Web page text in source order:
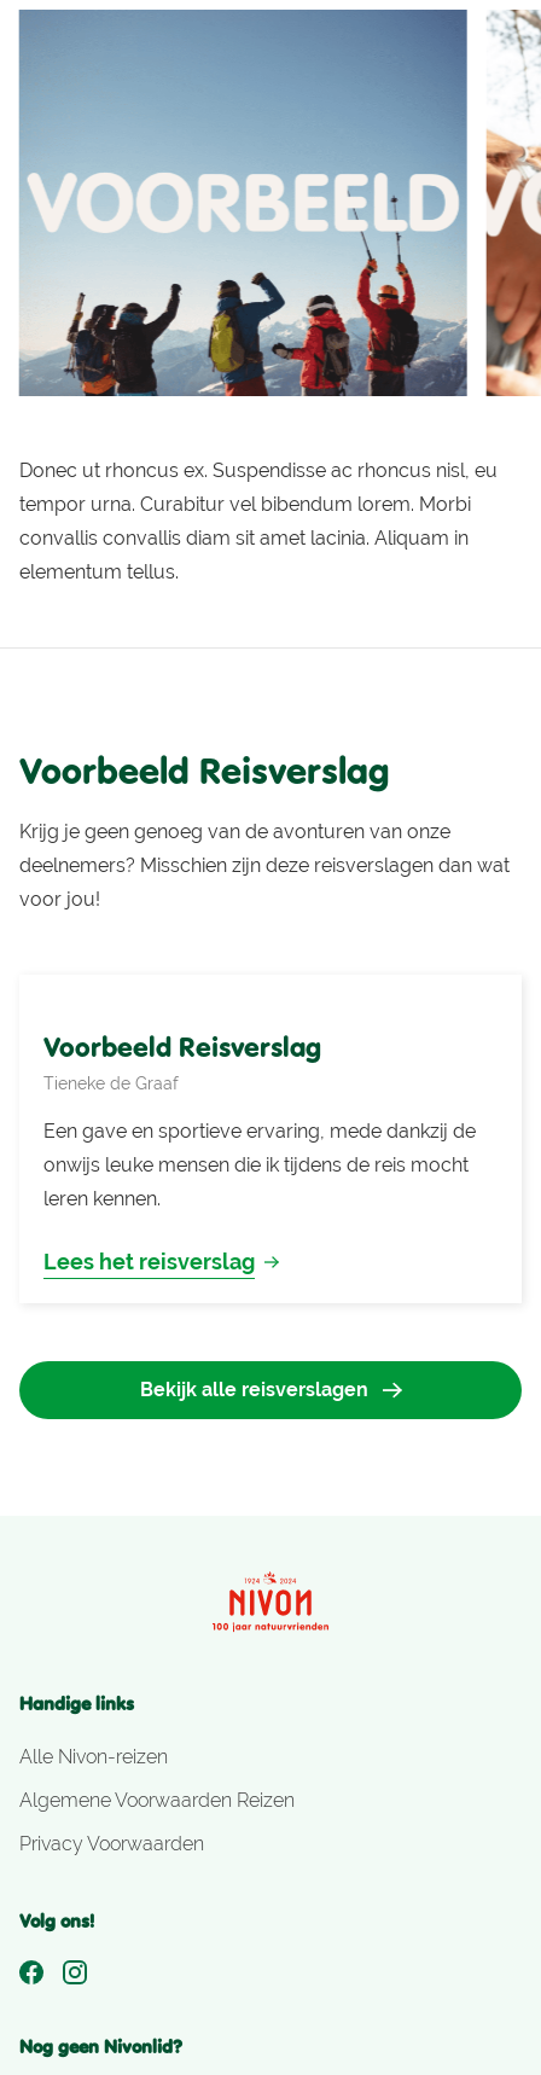
Donec ut rhoncus ex. Suspendisse ac rhoncus nisl, eu
tempor urna. Curabitur vel bibendum lorem. Morbi
convallis convallis diam sit amet lacinia. Aliquam in
elementum tellus.
Voorbeeld Reisverslag
Krijg je geen genoeg van de avonturen van onze
deelnemers? Misschien zijn deze reisverslagen dan wat
voor jou!
Voorbeeld Reisverslag
Tieneke de Graaf
Een gave en sportieve ervaring, mede dankzij de
onwijs leuke mensen die ik tijdens de reis mocht
leren kennen.
Lees het reisverslag
Bekijk alle reisverslagen
Handige links
Alle Nivon-reizen
Algemene Voorwaarden Reizen
Privacy Voorwaarden
Volg ons!
Nog geen Nivonlid?